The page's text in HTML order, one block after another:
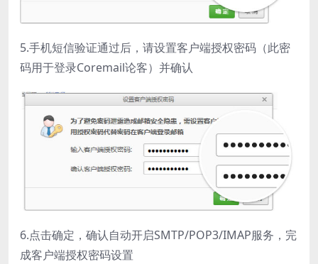
5.手机短信验证通过后，请设置客户端授权密码（此密
码用于登录Coremail论客）并确认
6.点击确定，确认自动开启SMTP/POP3/IMAP服务，完
成客户端授权密码设置